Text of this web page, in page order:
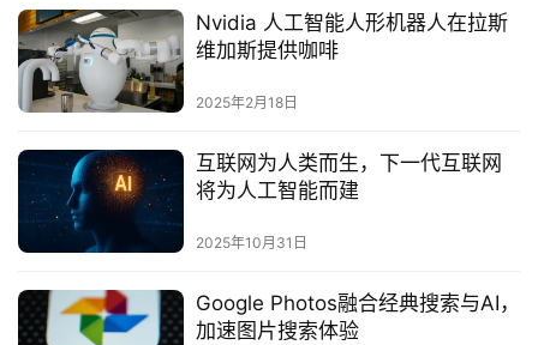
Nvidia 人工智能人形机器人在拉斯
维加斯提供咖啡
2025年2月18日
互联网为人类而生，下一代互联网
将为人工智能而建
2025年10月31日
Google Photos融合经典搜索与AI，
加速图片搜索体验